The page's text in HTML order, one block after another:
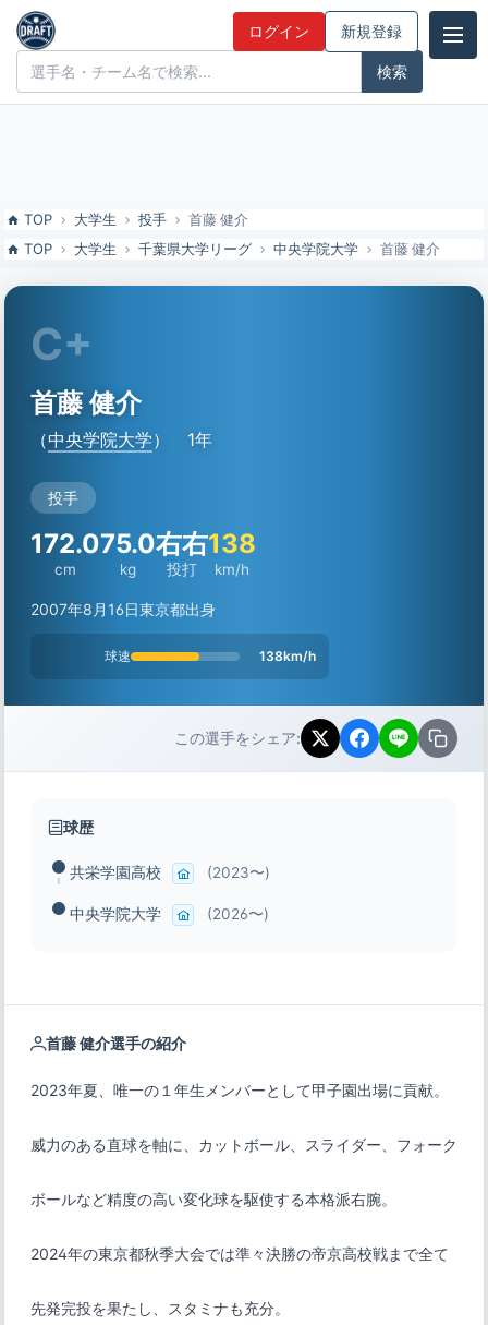
首藤 健介（中央学院大）の特徴とドラフト評価 | ドラフト候補とみん
なの評価
ドラフト候補とみんなの評価 ログイン 新規登録
TOP 大学生 投手
首藤 健介
TOP
大学生 千葉県大学リーグ 中央学院大学 首藤 健介
C+
首藤 健介
（中央学院大学） 1年
投手
172.0
cm
75.0
kg
右右
投打
138
km/h
2007年8月16日東京都出身
球速 138km/h
この選手をシェア:
球歴
共栄学園高校 (2023〜)
中央学院大学 (2026〜)
首藤 健介選手の紹介
先発完投を果たし、スタミナも充分。